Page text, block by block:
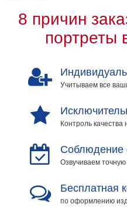
8 причин
портреты
Учитываем все
Контроль качества
Соблюдение
Озвучиваем
Бесплатная
по оформлению